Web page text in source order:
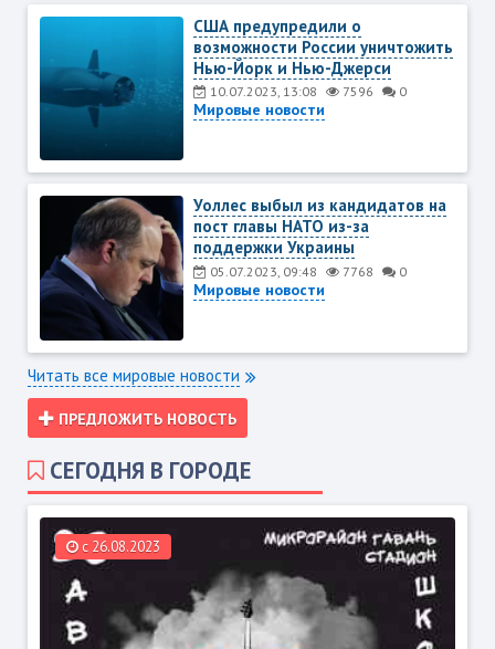
США предупредили о
возможности России уничтожить
Нью-Йорк и Нью-Джерси
10.07.2023, 13:08 7596 0
Мировые новости
Уоллес выбыл из кандидатов на
пост главы НАТО из-за
поддержки Украины
05.07.2023, 09:48 7768 0
Мировые новости
Читать все мировые новости
ПРЕДЛОЖИТЬ НОВОСТЬ
СЕГОДНЯ В ГОРОДЕ
c 26.08.2023